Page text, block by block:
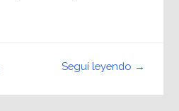
Seguí leyendo →